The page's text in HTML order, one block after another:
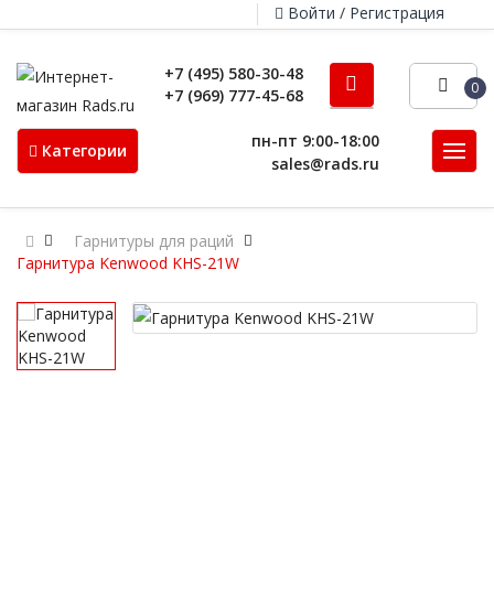
Войти / Регистрация
+7 (495) 580-30-48
+7 (969) 777-45-68
0
Категории
пн-пт 9:00-18:00
sales@rads.ru
Гарнитуры для раций
Гарнитура Kenwood KHS-21W